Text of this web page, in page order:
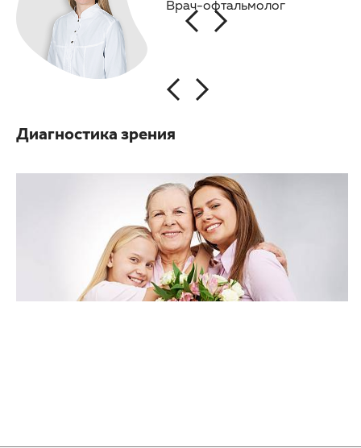
анестезиологии,
анестезиолог-
реаниматолог
Врач-офтальмолог
Диагностика зрения